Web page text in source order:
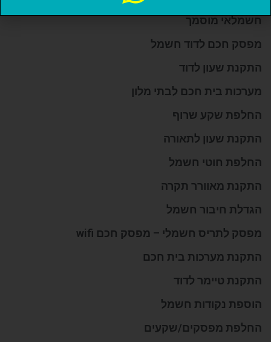
חשמלאי מוסמך
מפסק חכם לדוד חשמל
התקנת שעון לדוד
מערכות בית חכם לבתי מלון
החלפת שקע שרוף
התקנת שעון לתאורה
החלפת חוטי חשמל
התקנת מאוורר תקרה
הגדלת חיבור חשמל
מפסק לתריס חשמלי – מפסק חכם wifi
התקנת מערכות בית חכם
התקנת טיימר לדוד
הוספת נקודות חשמל
החלפת מפסקים/שקעים